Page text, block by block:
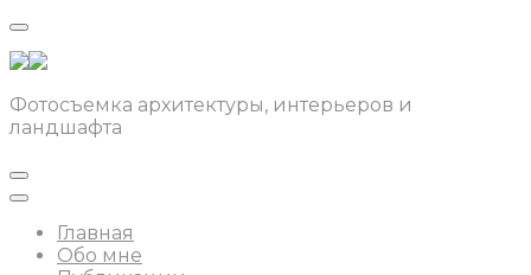
Фотосъемка архитектуры, интерьеров и
ландшафта
Главная
Обо мне